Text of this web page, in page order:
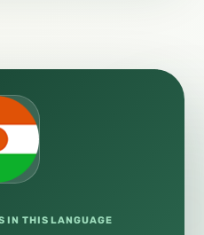
IN THIS LANGUAGE